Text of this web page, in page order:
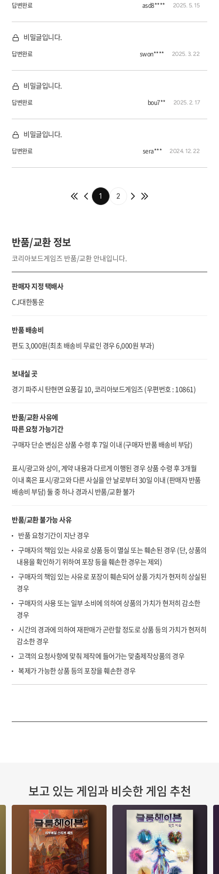
답변완료 asd8**** 2025. 5. 15
답변완료
비밀글입니다.
swon**** 2025. 3. 22
답변완료
비밀글입니다.
bou7** 2025. 2. 17
답변완료
비밀글입니다.
sera*** 2024. 12. 22
1 2
반품/교환 정보
코리아보드게임즈 반품/교환 안내입니다.
판매자 지정 택배사
CJ대한통운
반품 배송비
편도 3,000원(최초 배송비 무료인 경우 6,000원 부과)
보내실 곳
경기 파주시 탄현면 요풍길 10, 코리아보드게임즈 (우편번호 : 10861)
반품/교환 사유에
따른 요청 가능기간
구매자 단순 변심은 상품 수령 후 7일 이내 (구매자 반품 배송비 부담)
표시/광고와 상이, 계약 내용과 다르게 이행된 경우 상품 수령 후 3개월
이내 혹은 표시/광고와 다른 사실을 안 날로부터 30일 이내 (판매자 반품
배송비 부담) 둘 중 하나 경과시 반품/교환 불가
반품/교환 불가능 사유
반품 요청기간이 지난 경우
구매자의 책임 있는 사유로 상품 등이 멸실 또는 훼손된 경우 (단, 상품의
내용을 확인하기 위하여 포장 등을 훼손한 경우는 제외)
구매자의 책임 있는 사유로 포장이 훼손되어 상품 가치가 현저히 상실된
경우
구매자의 사용 또는 일부 소비에 의하여 상품의 가치가 현저히 감소한
경우
시간의 경과에 의하여 재판매가 곤란할 정도로 상품 등의 가치가 현저히
감소한 경우
고객의 요청사항에 맞춰 제작에 들어가는 맞춤제작상품의 경우
복제가 가능한 상품 등의 포장을 훼손한 경우
보고 있는 게임과 비슷한 게임 추천